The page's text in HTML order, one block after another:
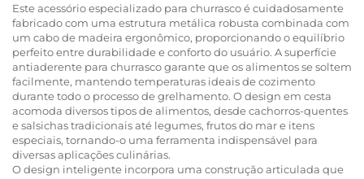
Este acessório especializado para churrasco é cuidadosamente
fabricado com uma estrutura metálica robusta combinada com
um cabo de madeira ergonômico, proporcionando o equilíbrio
perfeito entre durabilidade e conforto do usuário. A superfície
antiaderente para churrasco garante que os alimentos se soltem
facilmente, mantendo temperaturas ideais de cozimento
durante todo o processo de grelhamento. O design em cesta
acomoda diversos tipos de alimentos, desde cachorros-quentes
e salsichas tradicionais até legumes, frutos do mar e itens
especiais, tornando-o uma ferramenta indispensável para
diversas aplicações culinárias.
O design inteligente incorpora uma construção articulada que